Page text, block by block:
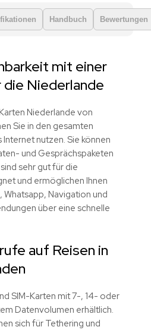
Handbuch Bewertungen
mit einer
Niederlande
Niederlande von
Sie in den gesamten
nutzen. Sie können
und Gesprächspaketen
sehr gut für die
und ermöglichen Ihnen
Whatsapp, Navigation und
über eine schnelle
auf Reisen in
SIM-Karten mit 7-, 14- oder
Datenvolumen erhältlich.
sich für Tethering und